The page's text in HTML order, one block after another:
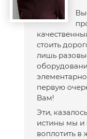
стоить
лишь
первую
Вам!
Эти,
истины мы и
воплотить в